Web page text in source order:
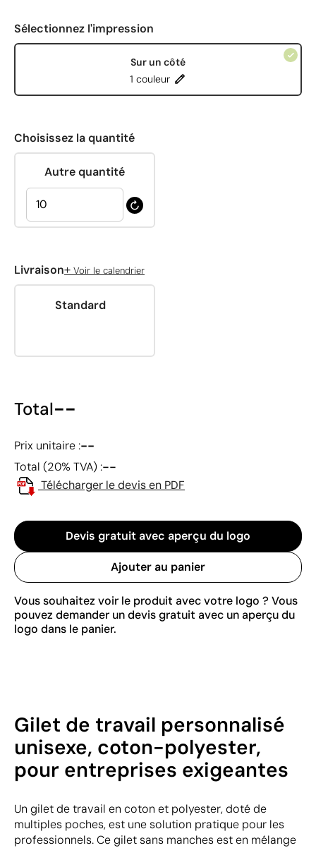
Sélectionnez l'impression
Sur un côté
1 couleur
Choisissez la quantité
Autre quantité
Livraison+ Voir le calendrier
Standard
Total--
Prix unitaire :--
Total (20% TVA) :--
Télécharger le devis en PDF
Devis gratuit avec aperçu du logo
Ajouter au panier
Vous souhaitez voir le produit avec votre logo ? Vous
pouvez demander un devis gratuit avec un aperçu du
logo dans le panier.
Gilet de travail personnalisé
unisexe, coton-polyester,
pour entreprises exigeantes
Un gilet de travail en coton et polyester, doté de
multiples poches, est une solution pratique pour les
professionnels. Ce gilet sans manches est en mélange